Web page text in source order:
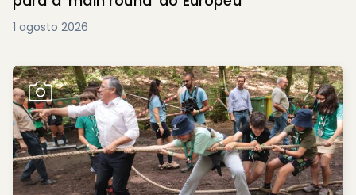
1 agosto 2026